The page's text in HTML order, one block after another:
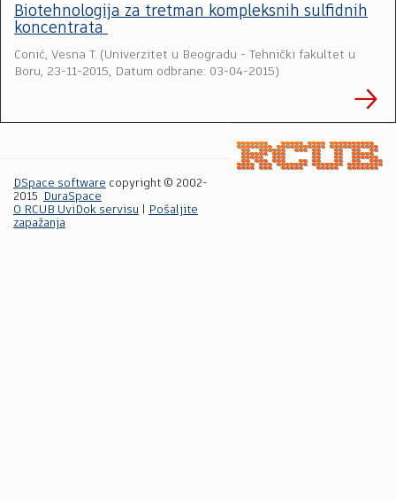
Biotehnologija za tretman kompleksnih sulfidnih
koncentrata
Conić, Vesna T. (Univerzitet u Beogradu - Tehnički fakultet u
Boru, 23-11-2015, Datum odbrane: 03-04-2015)
DSpace software copyright © 2002-
2015
DuraSpace
O RCUB UviDok servisu
Pošaljite
zapažanja